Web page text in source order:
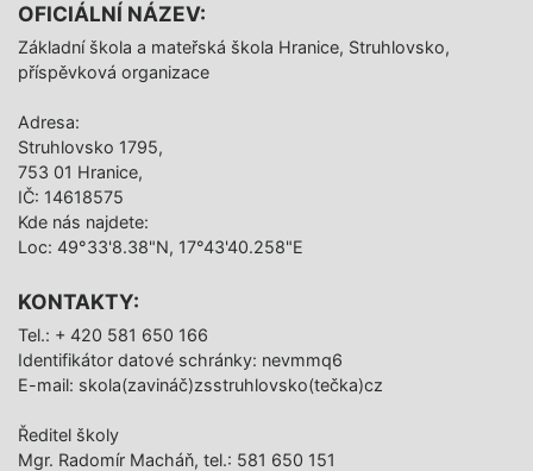
OFICIÁLNÍ NÁZEV:
Základní škola a mateřská škola Hranice, Struhlovsko,
příspěvková organizace
Adresa:
Struhlovsko 1795,
753 01 Hranice,
IČ: 14618575
Kde nás najdete:
Loc: 49°33'8.38"N, 17°43'40.258"E
KONTAKTY:
Tel.: + 420 581 650 166
Identifikátor datové schránky: nevmmq6
E-mail: skola(zavináč)zsstruhlovsko(tečka)cz
Ředitel školy
Mgr. Radomír Macháň, tel.: 581 650 151